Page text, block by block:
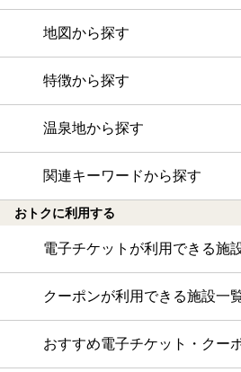
地図から探す
特徴から探す
温泉地から探す
関連キーワードから探す
おトクに利用する
電子チケットが利用できる施
クーポンが利用できる施設一
おすすめ電子チケット・クー